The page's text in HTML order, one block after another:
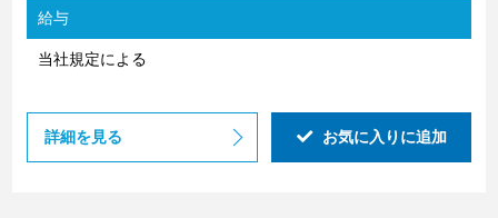
給与
当社規定による
詳細を見る お気に入りに追加